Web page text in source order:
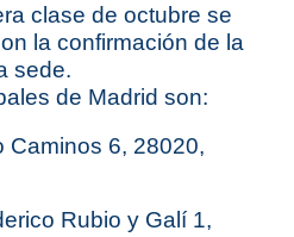
clase de octubre se
la confirmación de la
sede.
de Madrid son:
Caminos 6, 28020,
Rubio y Galí 1,